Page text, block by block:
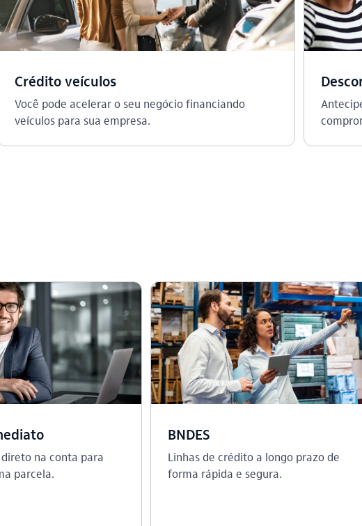
Crédito veículos
Você pode acelerar o seu negócio financiando
veículos para sua empresa.​
na conta para
parcela.
BNDES
Linhas de crédito a longo prazo de
forma rápida e segura.